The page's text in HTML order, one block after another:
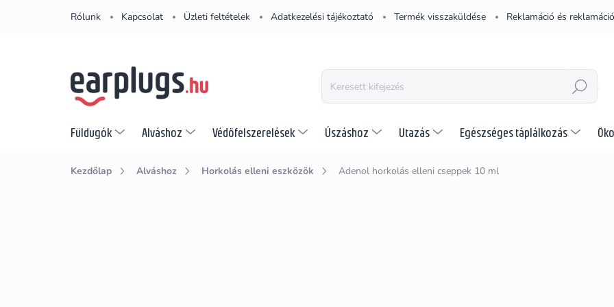
Rólunk Kapcsolat Üzleti feltételek Adatkezelési tájékoztató Termék visszaküldése Reklamáció és
KERESÉS
Füldugók Alváshoz Védőfelszerelések Úszáshoz Utazás Egészséges táplálkozás
Kezdőlap Alváshoz Horkolás elleni eszközök Adenol horkolás elleni cseppek 10 ml